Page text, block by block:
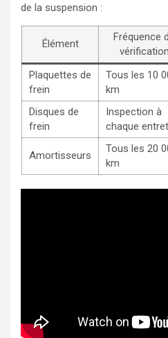
de la suspension :
Élément
Fréquence
vérification
Plaquettes de
frein
Tous les 10
km
Disques de
frein
Inspection à
chaque
Amortisseurs
Tous les 20
km